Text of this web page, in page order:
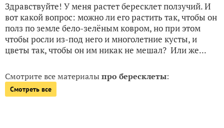
Здравствуйте! У меня растет бересклет ползучий. И
вот какой вопрос: можно ли его растить так, чтобы он
полз по земле бело-зелёным ковром, но при этом
чтобы росли из-под него и многолетние кусты, и
цветы так, чтобы он им никак не мешал? Или же...
Смотрите все материалыпро бересклеты:
Смотреть все